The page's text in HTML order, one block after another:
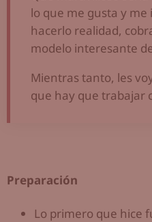
lo que me gusta y
hacerlo realidad,
modelo interesante
Mientras tanto, les
que hay que trabajar
Preparación
Lo primero que hice